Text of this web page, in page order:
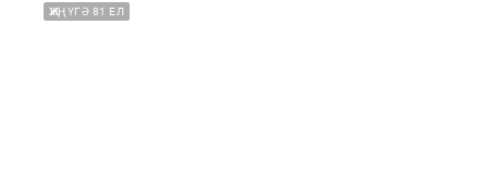
ҖИҢҮГӘ 81 ЕЛ